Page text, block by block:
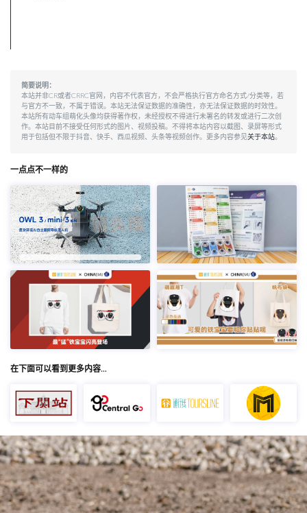
简要说明：
本站并非CR或者CRRC官网，内容不代表官方，不会严格执行官方命名方式/分类等，若
与官方不一致，不属于错误。本站无法保证数据的准确性，亦无法保证数据的时效性。
本站所有动车组萌化头像均获得著作权，未经授权不得进行未署名的转发或进行二次创
作。本站目前不接受任何形式的图片、视频投稿。不得将本站内容以截图、录屏等形式
用于包括但不限于抖音、快手、西瓜视频、头条等视频创作。更多内容参见关于本站。
一点点不一样的
在下面可以看到更多内容…